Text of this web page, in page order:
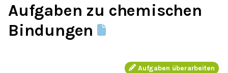
Aufgaben zu chemischen
Bindungen
Aufgaben überarbeiten